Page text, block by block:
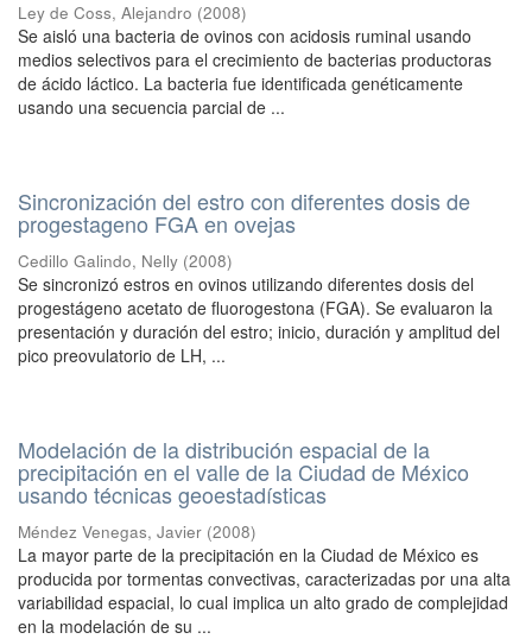
Ley de Coss, Alejandro (2008)
Se aisló una bacteria de ovinos con acidosis ruminal usando
medios selectivos para el crecimiento de bacterias productoras
de ácido láctico. La bacteria fue identificada genéticamente
usando una secuencia parcial de ...
Sincronización del estro con diferentes dosis de
progestageno FGA en ovejas
Cedillo Galindo, Nelly (2008)
Se sincronizó estros en ovinos utilizando diferentes dosis del
progestágeno acetato de fluorogestona (FGA). Se evaluaron la
presentación y duración del estro; inicio, duración y amplitud del
pico preovulatorio de LH, ...
Modelación de la distribución espacial de la
precipitación en el valle de la Ciudad de México
usando técnicas geoestadísticas
Méndez Venegas, Javier (2008)
La mayor parte de la precipitación en la Ciudad de México es
producida por tormentas convectivas, caracterizadas por una alta
variabilidad espacial, lo cual implica un alto grado de complejidad
en la modelación de su ...